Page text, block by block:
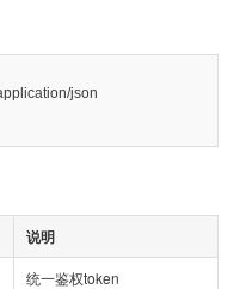
json
说明
统一鉴权token